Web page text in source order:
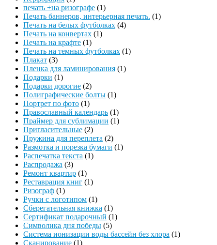
печать +на ризографе (1)
Печать баннеров, интерьерная печать. (1)
Печать на белых футболках (4)
Печать на конвертах (1)
Печать на крафте (1)
Печать на темных футболках (1)
Плакат (3)
Пленка для ламинирования (1)
Подарки (1)
Подарки дорогие (2)
Полиграфические болты (1)
Портрет по фото (1)
Православный календарь (1)
Праймер для сублимации (1)
Пригласительные (2)
Пружина для переплета (2)
Размотка и порезка бумаги (1)
Распечатка текста (1)
Распродажа (3)
Ремонт квартир (1)
Реставрация книг (1)
Ризограф (1)
Ручки с логотипом (1)
Сберегательная книжка (1)
Сертификат подарочный (1)
Символика дня победы (5)
Система ионизации воды бассейн без хлора (1)
Сканирование (1)